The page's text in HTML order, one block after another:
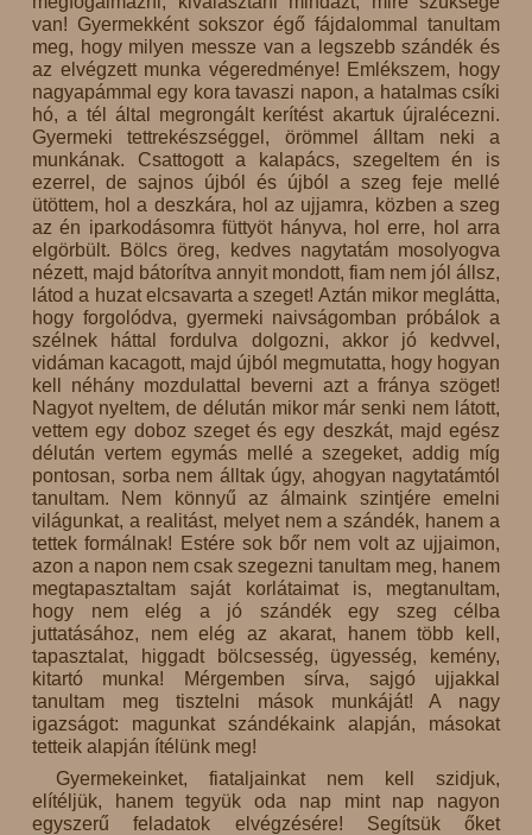
van! Gyermekként sokszor égő fájdalommal tanultam
meg, hogy milyen messze van a legszebb szándék és
az elvégzett munka végeredménye! Emlékszem, hogy
nagyapámmal egy kora tavaszi napon, a hatalmas csíki
hó, a tél által megrongált kerítést akartuk újralécezni.
Gyermeki tettrekészséggel, örömmel álltam neki a
munkának. Csattogott a kalapács, szegeltem én is
ezerrel, de sajnos újból és újból a szeg feje mellé
ütöttem, hol a deszkára, hol az ujjamra, közben a szeg
az én iparkodásomra füttyöt hányva, hol erre, hol arra
elgörbült. Bölcs öreg, kedves nagytatám mosolyogva
nézett, majd bátorítva annyit mondott, fiam nem jól állsz,
látod a huzat elcsavarta a szeget! Aztán mikor meglátta,
hogy forgolódva, gyermeki naivságomban próbálok a
szélnek háttal fordulva dolgozni, akkor jó kedvvel,
vidáman kacagott, majd újból megmutatta, hogy hogyan
kell néhány mozdulattal beverni azt a fránya szöget!
Nagyot nyeltem, de délután mikor már senki nem látott,
vettem egy doboz szeget és egy deszkát, majd egész
délután vertem egymás mellé a szegeket, addig míg
pontosan, sorba nem álltak úgy, ahogyan nagytatámtól
tanultam. Nem könnyű az álmaink szintjére emelni
világunkat, a realitást, melyet nem a szándék, hanem a
tettek formálnak! Estére sok bőr nem volt az ujjaimon,
azon a napon nem csak szegezni tanultam meg, hanem
megtapasztaltam saját korlátaimat is, megtanultam,
hogy nem elég a jó szándék egy szeg célba
juttatásához, nem elég az akarat, hanem több kell,
tapasztalat, higgadt bölcsesség, ügyesség, kemény,
kitartó munka! Mérgemben sírva, sajgó ujjakkal
tanultam meg tisztelni mások munkáját! A nagy
igazságot: magunkat szándékaink alapján, másokat
tetteik alapján ítélünk meg!
Gyermekeinket, fiataljainkat nem kell szidjuk,
elítéljük, hanem tegyük oda nap mint nap nagyon
egyszerű feladatok elvégzésére! Segítsük őket